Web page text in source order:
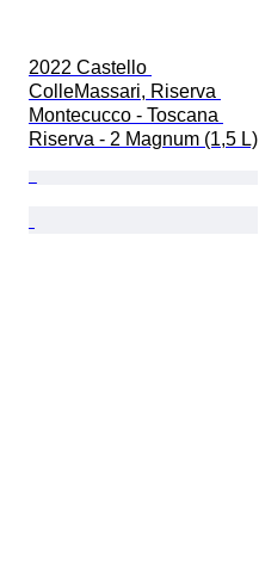
2022 Castello
ColleMassari, Riserva
Montecucco - Toscana
Riserva - 2 Magnum (1,5 L)